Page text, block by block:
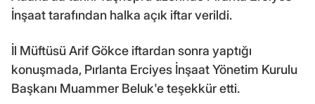
İnşaat tarafından halka açık iftar verildi.
İl Müftüsü Arif Gökce iftardan sonra yaptığı
konuşmada, Pırlanta Erciyes İnşaat Yönetim Kurulu
Başkanı Muammer Beluk'e teşekkür etti.